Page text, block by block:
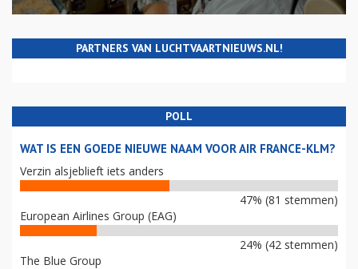
PARTNERS VAN LUCHTVAARTNIEUWS.NL!
POLL
WAT IS EEN GOEDE NIEUWE NAAM VOOR AIR FRANCE-KLM?
Verzin alsjeblieft iets anders
47% (81 stemmen)
European Airlines Group (EAG)
24% (42 stemmen)
The Blue Group